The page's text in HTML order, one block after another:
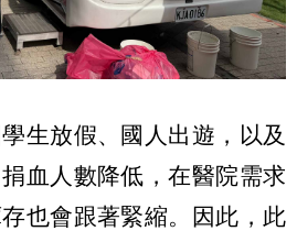
生放假、國人出遊，以及
血人數降低，在醫院需求
也會跟著緊縮。因此，此